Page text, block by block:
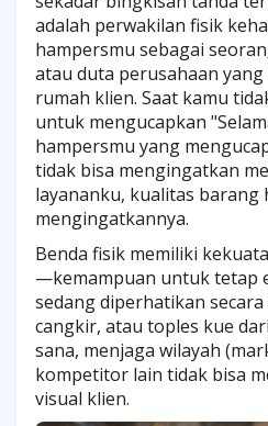
adalah perwakilan fisik
hampersmu sebagai
atau duta perusahaan
rumah klien. Saat kamu
untuk mengucapkan
hampersmu yang
tidak bisa mengingatkan
layananku, kualitas barang
mengingatkannya.
Benda fisik memiliki
—kemampuan untuk tetap
sedang diperhatikan
cangkir, atau toples kue
sana, menjaga wilayah
kompetitor lain tidak bisa
visual klien.